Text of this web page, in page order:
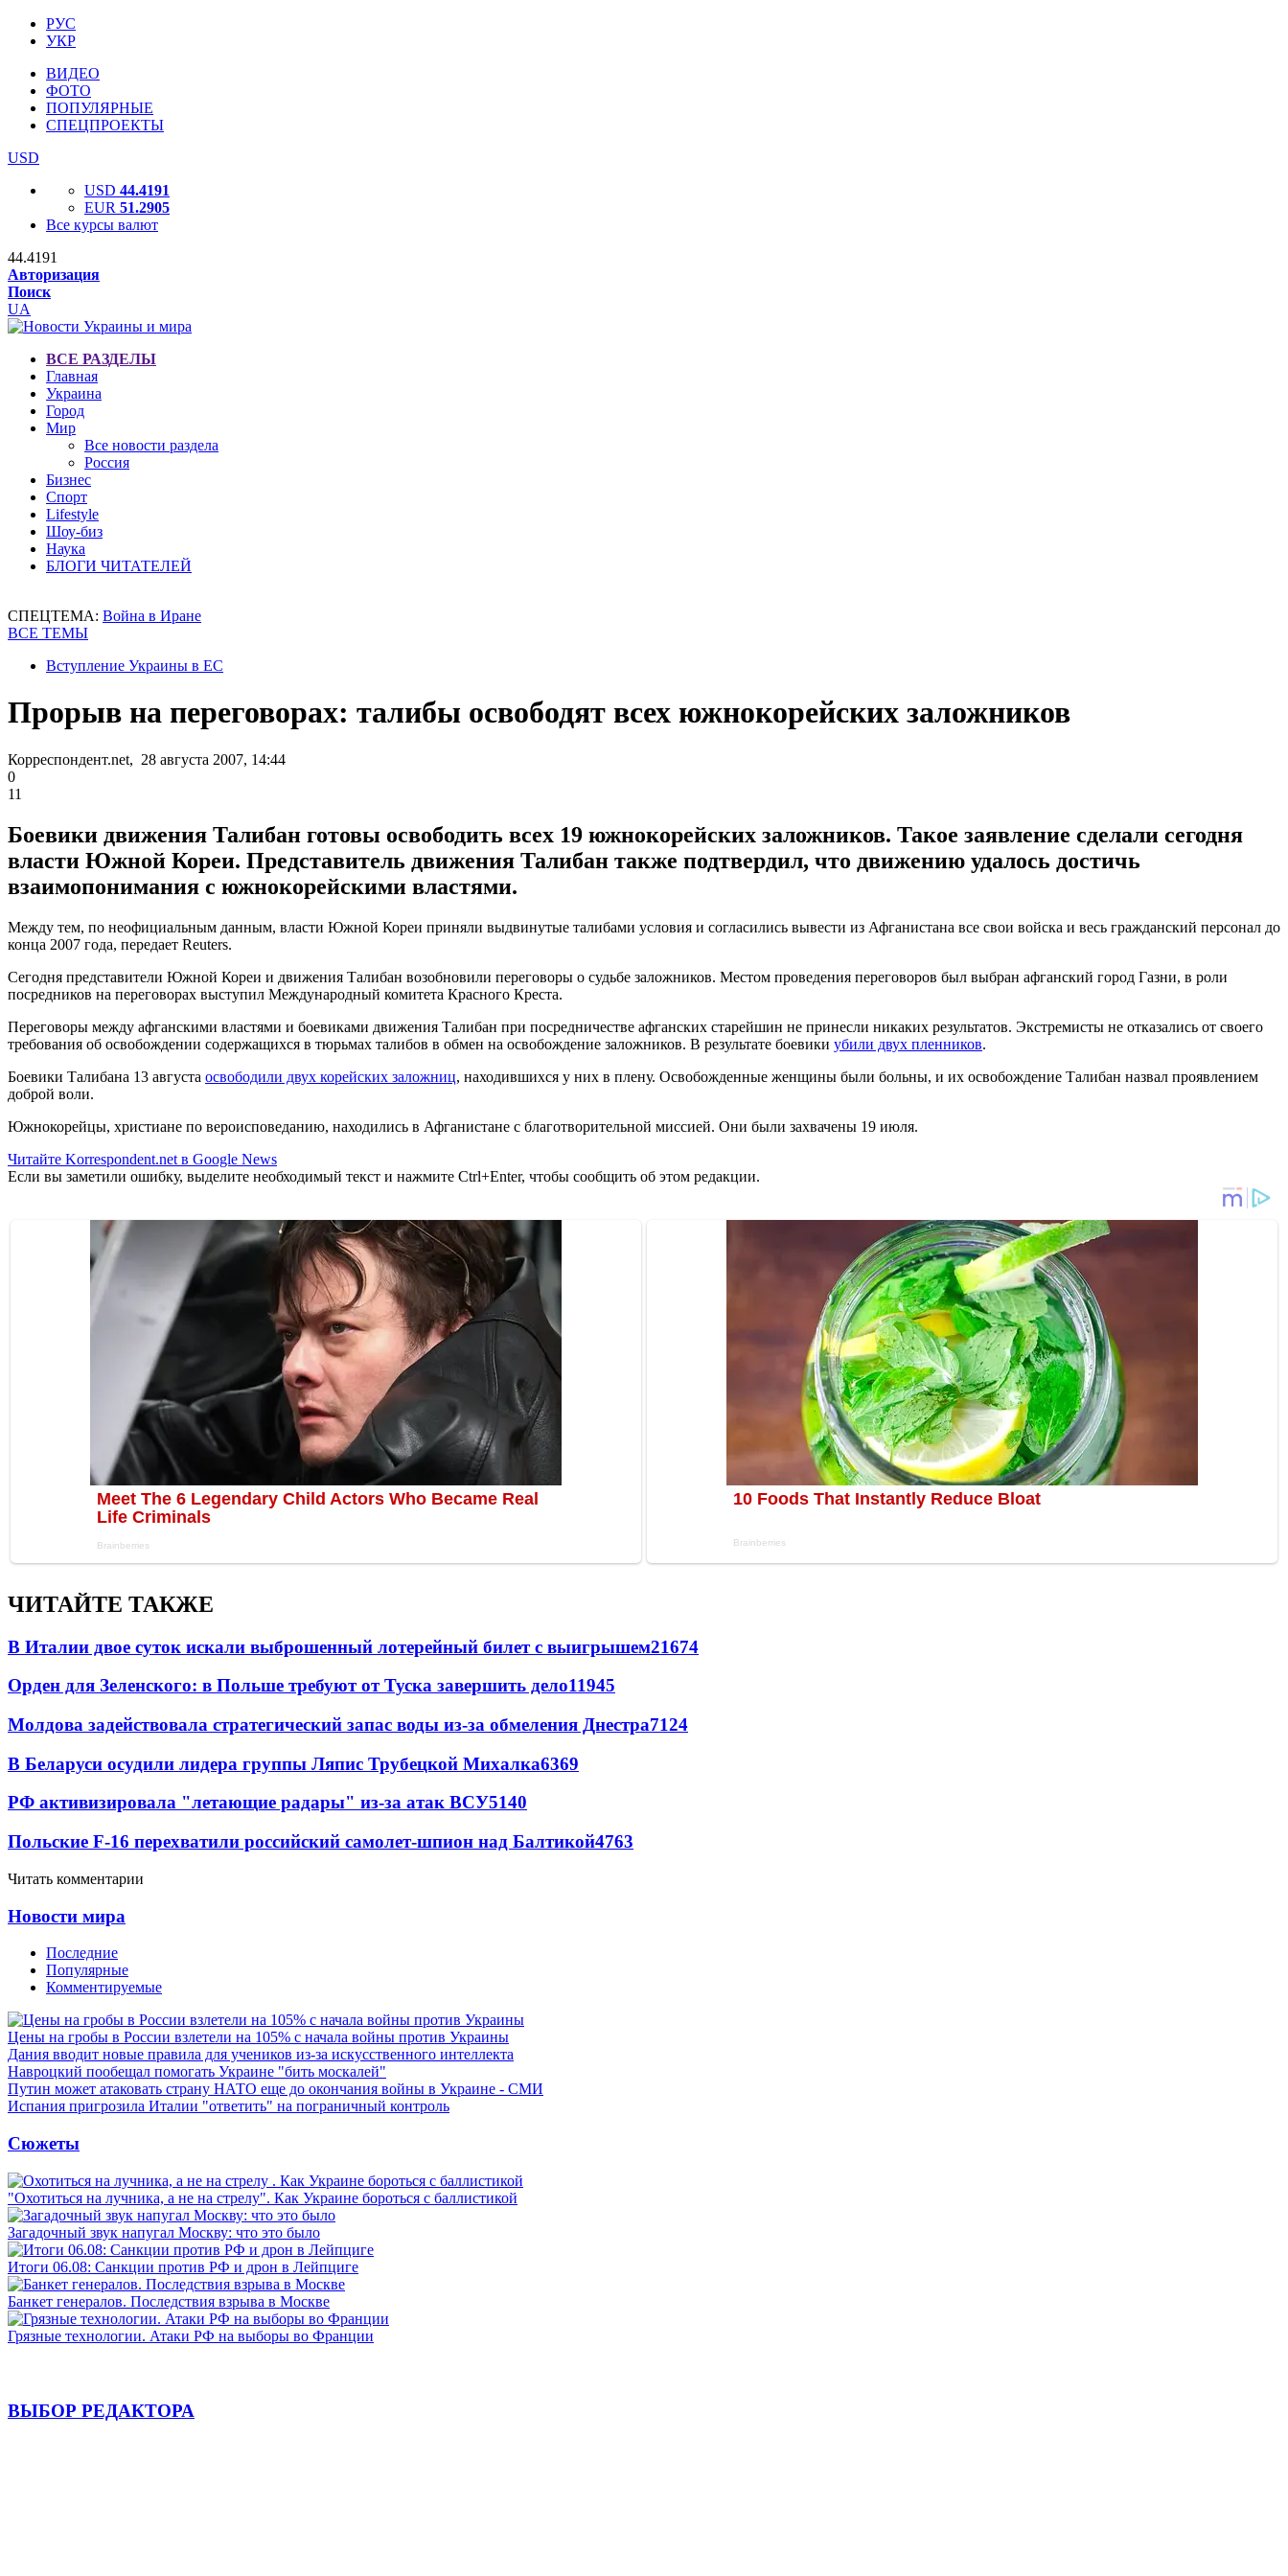
РУС
УКР
ВИДЕО
ФОТО
ПОПУЛЯРНЫЕ
СПЕЦПРОЕКТЫ
USD
USD 44.4191
EUR 51.2905
Все курсы валют
44.4191
Авторизация
Поиск
UA
ВСЕ РАЗДЕЛЫ
Главная
Украина
Город
Мир
Все новости раздела
Россия
Бизнес
Спорт
Lifestyle
Шоу-биз
Наука
БЛОГИ ЧИТАТЕЛЕЙ
СПЕЦТЕМА: Война в Иране
ВСЕ ТЕМЫ
Вступление Украины в ЕС
Прорыв на переговорах: талибы освободят всех южнокорейских заложников
Корреспондент.net, 28 августа 2007, 14:44
0
11
Боевики движения Талибан готовы освободить всех 19 южнокорейских заложников. Такое заявление сделали сегодня
власти Южной Кореи. Представитель движения Талибан также подтвердил, что движению удалось достичь
взаимопонимания с южнокорейскими властями.
Между тем, по неофициальным данным, власти Южной Кореи приняли выдвинутые талибами условия и согласились вывести из Афганистана все свои войска и весь гражданский персонал до
конца 2007 года, передает Reuters.
Сегодня представители Южной Кореи и движения Талибан возобновили переговоры о судьбе заложников. Местом проведения переговоров был выбран афганский город Газни, в роли
посредников на переговорах выступил Международный комитета Красного Креста.
Переговоры между афганскими властями и боевиками движения Талибан при посредничестве афганских старейшин не принесли никаких результатов. Экстремисты не отказались от своего
требования об освобождении содержащихся в тюрьмах талибов в обмен на освобождение заложников. В результате боевики убили двух пленников.
Боевики Талибана 13 августа освободили двух корейских заложниц, находившихся у них в плену. Освобожденные женщины были больны, и их освобождение Талибан назвал проявлением
доброй воли.
Южнокорейцы, христиане по вероисповеданию, находились в Афганистане с благотворительной миссией. Они были захвачены 19 июля.
Читайте Korrespondent.net в Google News
Если вы заметили ошибку, выделите необходимый текст и нажмите Ctrl+Enter, чтобы сообщить об этом редакции.
ЧИТАЙТЕ ТАКЖЕ
В Италии двое суток искали выброшенный лотерейный билет с выигрышем21674
Орден для Зеленского: в Польше требуют от Туска завершить дело11945
Молдова задействовала стратегический запас воды из-за обмеления Днестра7124
В Беларуси осудили лидера группы Ляпис Трубецкой Михалка6369
РФ активизировала "летающие радары" из-за атак ВСУ5140
Польские F-16 перехватили российский самолет-шпион над Балтикой4763
Читать комментарии
Новости мира
Последние
Популярные
Комментируемые
Цены на гробы в России взлетели на 105% с начала войны против Украины
Дания вводит новые правила для учеников из-за искусственного интеллекта
Навроцкий пообещал помогать Украине "бить москалей"
Путин может атаковать страну НАТО еще до окончания войны в Украине - СМИ
Испания пригрозила Италии "ответить" на пограничный контроль
Сюжеты
"Охотиться на лучника, а не на стрелу". Как Украине бороться с баллистикой
Загадочный звук напугал Москву: что это было
Итоги 06.08: Санкции против РФ и дрон в Лейпциге
Банкет генералов. Последствия взрыва в Москве
Грязные технологии. Атаки РФ на выборы во Франции
ВЫБОР РЕДАКТОРА